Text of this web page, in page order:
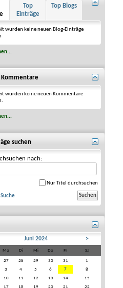
Top
Einträge
Top Blogs
wurden keine neuen Blog-Einträge
Kommentare
wurden keine neuen Kommentare
suchen
nach:
Nur Titel durchsuchen
Juni 2024 >
Mo Di Mi Do Fr Sa
27 28 29 30 31
1
3 4 5 6 7
8
10 11 12 13 14
15
17 18 19 20 21 22